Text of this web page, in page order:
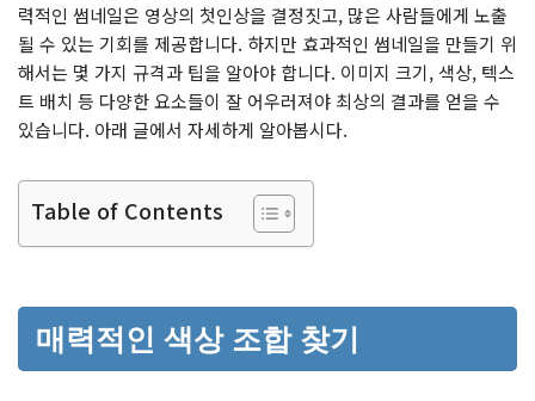
력적인 썸네일은 영상의 첫인상을 결정짓고, 많은 사람들에게 노출
될 수 있는 기회를 제공합니다. 하지만 효과적인 썸네일을 만들기 위
해서는 몇 가지 규격과 팁을 알아야 합니다. 이미지 크기, 색상, 텍스
트 배치 등 다양한 요소들이 잘 어우러져야 최상의 결과를 얻을 수
있습니다. 아래 글에서 자세하게 알아봅시다.
Table of Contents
매력적인 색상 조합 찾기